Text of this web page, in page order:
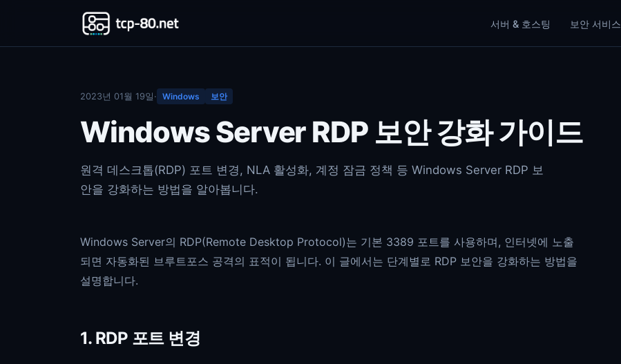
서버 & 호스팅 보안 서비스
2023년 01월 19일 · Windows 보안
Windows Server RDP 보안 강화 가이드
원격 데스크톱(RDP) 포트 변경, NLA 활성화, 계정 잠금 정책 등 Windows Server RDP 보
안을 강화하는 방법을 알아봅니다.
Windows Server의 RDP(Remote Desktop Protocol)는 기본 3389 포트를 사용하며, 인터넷에 노출
되면 자동화된 브루트포스 공격의 표적이 됩니다. 이 글에서는 단계별로 RDP 보안을 강화하는 방법을
설명합니다.
1. RDP 포트 변경